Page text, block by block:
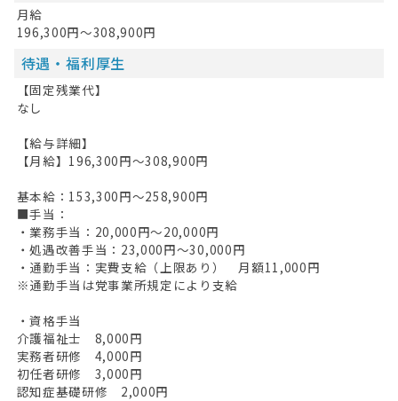
月給
196,300円～308,900円
待遇・福利厚生
【固定残業代】
なし
【給与詳細】
【月給】196,300円～308,900円
基本給：153,300円～258,900円
■手当：
・業務手当：20,000円～20,000円
・処遇改善手当：23,000円～30,000円
・通勤手当：実費支給（上限あり） 月額11,000円
※通勤手当は党事業所規定により支給
・資格手当
介護福祉士 8,000円
実務者研修 4,000円
初任者研修 3,000円
認知症基礎研修 2,000円